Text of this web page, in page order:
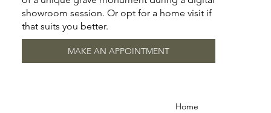
Home
showroom session. Or opt for a home visit if
that suits you better.
MAKE AN APPOINTMENT